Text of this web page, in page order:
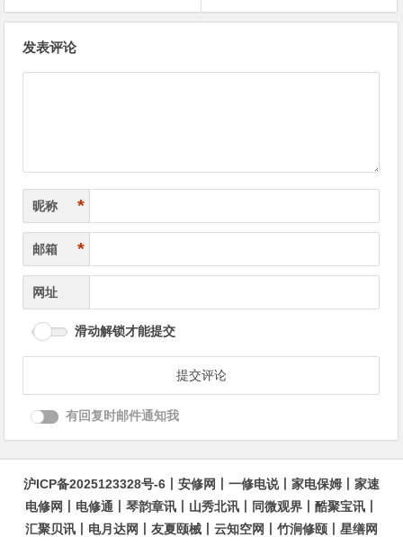
发表评论
昵称 *
邮箱 *
网址
滑动解锁才能提交
有回复时邮件通知我
沪ICP备2025123328号-6 安修网 一修电说丨 家电保姆
家速
电修网
电修通 琴韵章讯 山秀北讯 同微观界 酷聚宝讯
汇聚贝讯
电月达网 友夏颐械 云知空网 竹涧修颐 星缮网